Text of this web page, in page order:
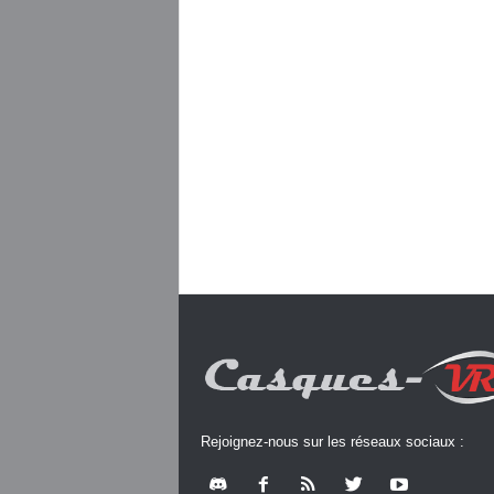
Rejoignez-nous sur les réseaux sociaux :